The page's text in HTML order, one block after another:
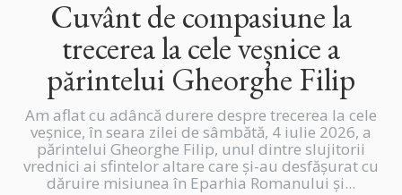
Cuvânt de compasiune la
trecerea la cele veșnice a
părintelui Gheorghe Filip
Am aflat cu adâncă durere despre trecerea la cele
veșnice, în seara zilei de sâmbătă, 4 iulie 2026, a
părintelui Gheorghe Filip, unul dintre slujitorii
vrednici ai sfintelor altare care și-au desfășurat cu
dăruire misiunea în Eparhia Romanului și...